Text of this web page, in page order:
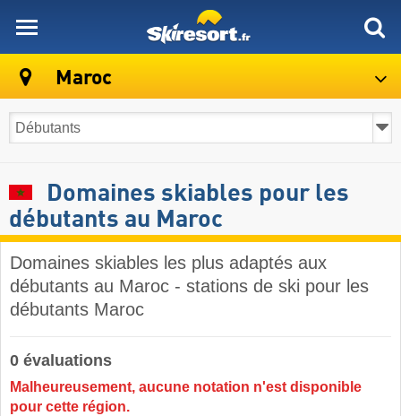
Maroc
Domaines skiables pour les
débutants au Maroc
Domaines skiables les plus adaptés aux
débutants au Maroc - stations de ski pour les
débutants Maroc
0 évaluations
Malheureusement, aucune notation n'est disponible
pour cette région.